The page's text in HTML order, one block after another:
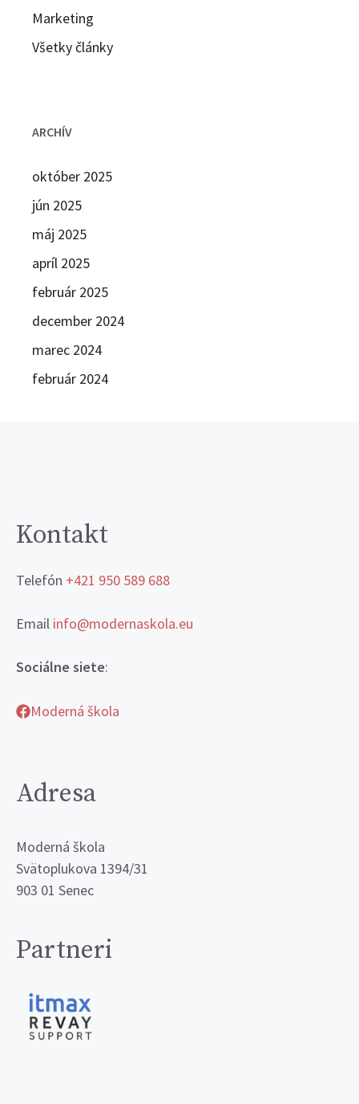
Marketing
Všetky články
ARCHÍV
október 2025
jún 2025
máj 2025
apríl 2025
február 2025
december 2024
marec 2024
február 2024
Kontakt
Telefón +421 950 589 688
Email info@modernaskola.eu
Sociálne siete:
Moderná škola
Adresa
Moderná škola
Svätoplukova 1394/31
903 01 Senec
Partneri